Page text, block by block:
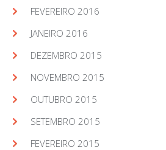
FEVEREIRO 2016
JANEIRO 2016
DEZEMBRO 2015
NOVEMBRO 2015
OUTUBRO 2015
SETEMBRO 2015
FEVEREIRO 2015